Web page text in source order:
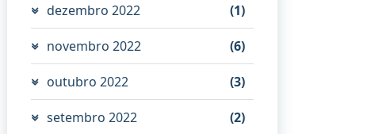
dezembro 2022 (1)
novembro 2022 (6)
outubro 2022 (3)
setembro 2022 (2)